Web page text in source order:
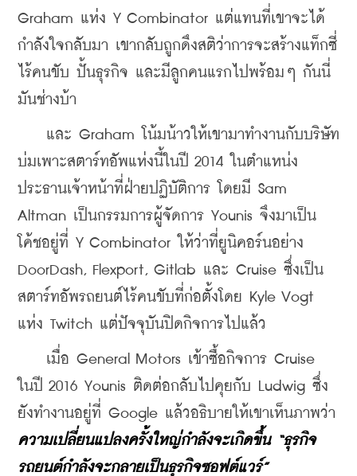
Graham แห่ง Y Combinator แต่แทนที่เขาจะได้
กำลังใจกลับมา เขากลับถูกดึงสติว่าการจะสร้างแท็กซี่
ไร้คนขับ ปั้นธุรกิจ และมีลูกคนแรกไปพร้อมๆ กันนี่
มันช่างบ้า
และ Graham โน้มน้าวให้เขามาทำงานกับบริษัท
บ่มเพาะสตาร์ทอัพแห่งนี้ในปี 2014 ในตำแหน่ง
ประธานเจ้าหน้าที่ฝ่ายปฏิบัติการ โดยมี Sam
Altman เป็นกรรมการผู้จัดการ Younis จึงมาเป็น
โค้ชอยู่ที่ Y Combinator ให้ว่าที่ยูนิคอร์นอย่าง
DoorDash, Flexport, Gitlab และ Cruise ซึ่งเป็น
สตาร์ทอัพรถยนต์ไร้คนขับที่ก่อตั้งโดย Kyle Vogt
แห่ง Twitch แต่ปัจจุบันปิดกิจการไปแล้ว
เมื่อ General Motors เข้าซื้อกิจการ Cruise
ในปี 2016 Younis ติดต่อกลับไปคุยกับ Ludwig ซึ่ง
ความเปลี่ยนแปลงครั้งใหญ่กำลังจะเกิดขึ้น “ธุรกิจ
รถยนต์กำลังจะกลายเป็นธุรกิจซอฟต์แวร์”